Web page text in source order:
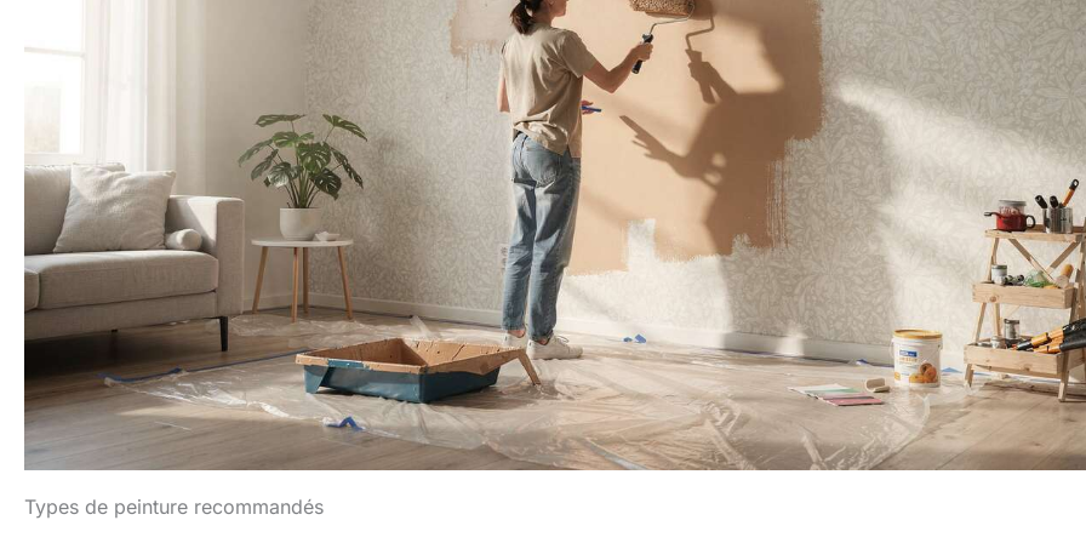
peintures acryliques se
mélangent, superposent
parfaitement pour
infinie de nuances pour
tout chef-d'œuvre. La
haute densité de pigments
permet d'obtenir des
couleurs intenses et
résistantes à la lumière.
Chaque peinture a une
consistance épaisse
fantastique, à la fois fluide
et épaisse, qui conservera
les marques de pinceau
ou de spatule et donnera à
votre travail une texture
et une finition brillantes et
garantit que vos œuvres
d'art résistent à l'épreuve
du temps Polyvalence
techniques d'art et
LARGEMENT UTILISÉES :
La peinture acrylique
ARTFLY peut être
appliquée sur une variété
de surfaces comme la
toile, le bois, le verre, le
plastique, le métal et la
pierre. Ils sont
permanents,
imperméables et ne se
décolorent pas. Ils
conviennent donc
également à une
utilisation en extérieur,
ajoutant une touche
décorative aux murs
intérieurs/extérieurs, aux
garnitures, aux portes,
aux meubles, à l'artisanat,
etc. SÉCURITÉ : Fabriqués
à partir de pigments de
qualité et conçus pour les
décoloration, adaptées à
la plupart des surfaces
comme le verre, les
roches, les clous, les
murs, la toile, le cuir, la
céramique, le bois,
l'argile, l'artisanat et plus
encore, parfait pour les
amateurs d'art, les
artistes professionnels,
les étudiants, etc NON-
TOXIQUE ET CERTIFIÉ -
Conforme aux normes
américaines ASTM D-
4236 et EN71-3, non
toxique et sans acide, sûr
et adapté à tous les âges
GARANTIE DE SERVICE -
Votre satisfaction est
notre priorité absolue,
veuillez vous rassurer en
achetant nos produits. Si
Types de peinture recommandés